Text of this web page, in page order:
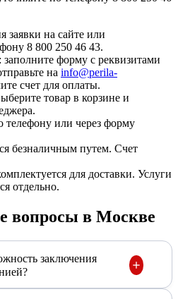
заявки на сайте или
8 800 250 46 43.
форму с реквизитами
на info@perila-
счет для оплаты.
товар в корзине и
телефону или через форму
безналичным путем. Счет
для доставки. Услуги
отдельно.
вопросы в Москве
заключения